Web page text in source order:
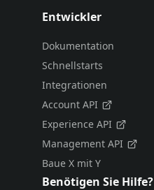
Entwickler
Dokumentation
Schnellstarts
Integrationen
Account API
Experience API
Management API
Baue X mit Y
Benötigen Sie Hilfe?